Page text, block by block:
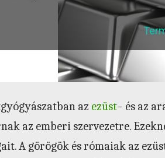
az ezüst– és az
az emberi szervezetre.
A görögök és rómaiak az